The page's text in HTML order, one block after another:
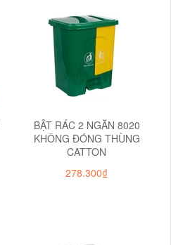
BẬT RÁC 2 NGĂN 8020
KHÔNG ĐÓNG THÙNG
CATTON
278.300₫